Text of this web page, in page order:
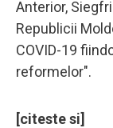
Anterior,
Republicii
COVID-19
reformelor".
[citeste si]